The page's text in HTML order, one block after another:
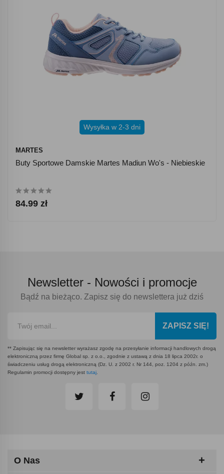
Wysyłka w 2-3 dni
MARTES
Buty Sportowe Damskie Martes Madiun Wo's - Niebieskie
84.99 zł
Newsletter - Nowości i promocje
Bądź na bieżąco. Zapisz się do newslettera już dziś
ZAPISZ SIĘ!
** Zapisując się na newsletter wyrażasz zgodę na przesyłanie informacji handlowych drogą
elektroniczną przez firmę Global sp. z o.o., zgodnie z ustawą z dnia 18 lipca 2002r. o
świadczeniu usług drogą elektroniczną (Dz. U. z 2002 r. Nr 144, poz. 1204 z późn. zm.)
Regulamin promocji dostępny jest tutaj
O Nas